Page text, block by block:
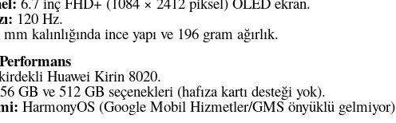
120 Hz.
kalınlığında ince yapı ve 196 gram ağırlık.
Huawei Kirin 8020.
GB ve 512 GB seçenekleri (hafıza kartı desteği yok).
HarmonyOS (Google Mobil Hizmetler/GMS önyüklü gelmiyor)